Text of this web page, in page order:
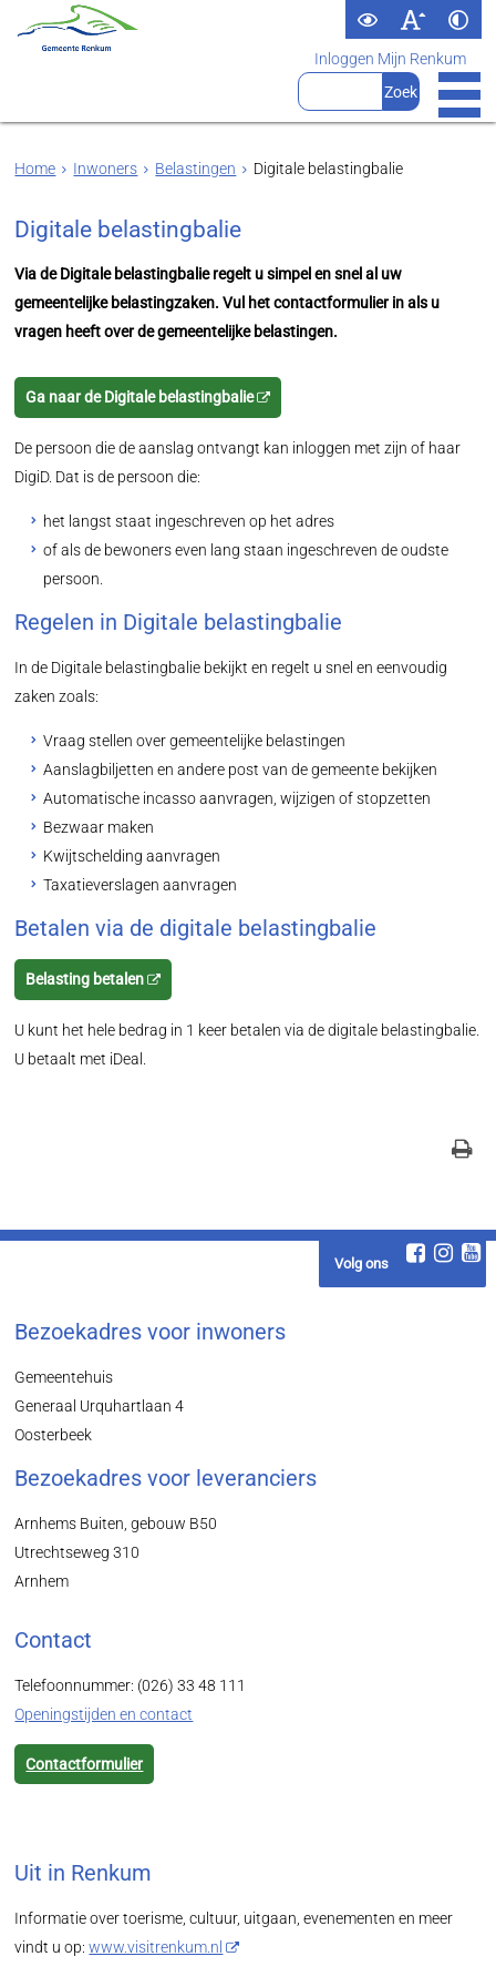
Inloggen Mijn Renkum
Home Inwoners Belastingen Digitale belastingbalie
Digitale belastingbalie
Via de Digitale belastingbalie regelt u simpel en snel al uw
gemeentelijke belastingzaken. Vul het contactformulier in als u
vragen heeft over de gemeentelijke belastingen.
Ga naar de Digitale belastingbalie
De persoon die de aanslag ontvangt kan inloggen met zijn of haar
DigiD. Dat is de persoon die:
het langst staat ingeschreven op het adres
of als de bewoners even lang staan ingeschreven de oudste
persoon.
Regelen in Digitale belastingbalie
In de Digitale belastingbalie bekijkt en regelt u snel en eenvoudig
zaken zoals:
Vraag stellen over gemeentelijke belastingen
Aanslagbiljetten en andere post van de gemeente bekijken
Automatische incasso aanvragen, wijzigen of stopzetten
Bezwaar maken
Kwijtschelding aanvragen
Taxatieverslagen aanvragen
Betalen via de digitale belastingbalie
Belasting betalen
U kunt het hele bedrag in 1 keer betalen via de digitale belastingbalie.
U betaalt met iDeal.
Volg ons
Bezoekadres voor inwoners
Gemeentehuis
Generaal Urquhartlaan 4
Oosterbeek
Bezoekadres voor leveranciers
Arnhems Buiten, gebouw B50
Utrechtseweg 310
Arnhem
Contact
Telefoonnummer: (026) 33 48 111
Openingstijden en contact
Contactformulier
Uit in Renkum
Informatie over toerisme, cultuur, uitgaan, evenementen en meer
vindt u op:www.visitrenkum.nl